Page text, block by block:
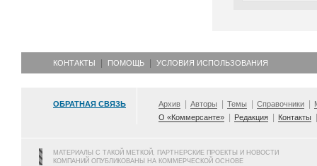
КОНТАКТЫ ПОМОЩЬ УСЛОВИЯ ИСПОЛЬЗОВАНИЯ
ОБРАТНАЯ СВЯЗЬ Архив Авторы Темы Справочники
О «Коммерсанте»
Редакция Контакты
МАТЕРИАЛЫ С ТАКОЙ МЕТКОЙ, ПАРТНЕРСКИЕ ПРОЕКТЫ И НОВОСТИ
КОМПАНИЙ ОПУБЛИКОВАНЫ НА КОММЕРЧЕСКОЙ ОСНОВЕ